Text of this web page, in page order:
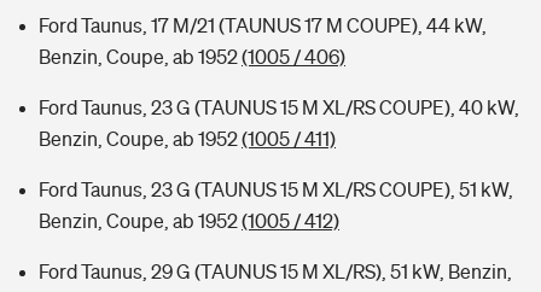
Ford Taunus, 17 M/21 (TAUNUS 17 M COUPE), 44 kW,
Benzin, Coupe, ab 1952(1005 / 406)
Ford Taunus, 23 G (TAUNUS 15 M XL/RS COUPE), 40 kW,
Benzin, Coupe, ab 1952(1005 / 411)
Ford Taunus, 23 G (TAUNUS 15 M XL/RS COUPE), 51 kW,
Benzin, Coupe, ab 1952(1005 / 412)
Ford Taunus, 29 G (TAUNUS 15 M XL/RS), 51 kW, Benzin,